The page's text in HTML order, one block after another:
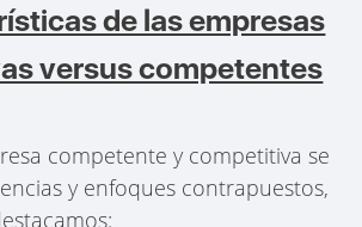
de las empresas
versus competentes
competente y competitiva se
y enfoques contrapuestos,